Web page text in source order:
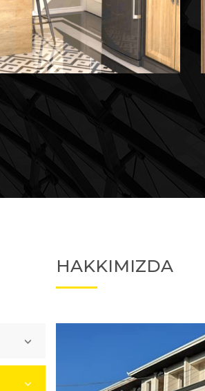
Proje 2
Devam Eden
HAKKIMIZDA